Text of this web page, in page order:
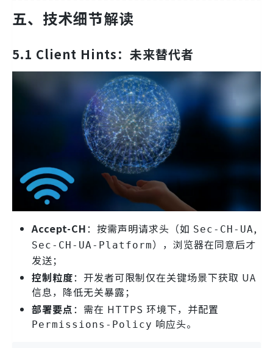
五、技术细节解读
5.1 Client Hints：未来替代者
Accept-CH：按需声明请求头（如 Sec-CH-UA,
Sec-CH-UA-Platform），浏览器在同意后才
发送；
控制粒度：开发者可限制仅在关键场景下获取 UA
信息，降低无关暴露；
部署要点：需在 HTTPS 环境下，并配置
Permissions-Policy 响应头。